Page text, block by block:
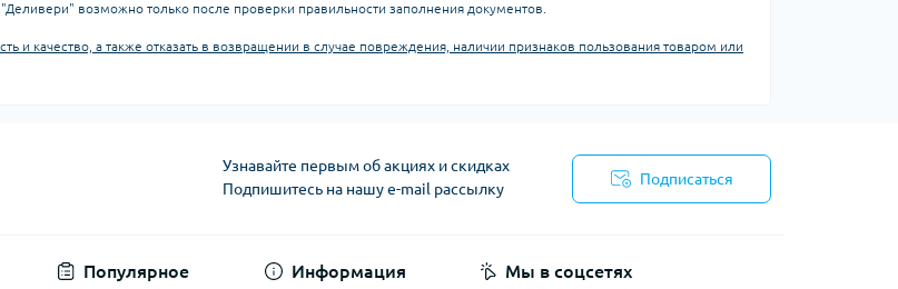
возможно только после проверки правильности заполнения документов.
и качество, а также отказать в возвращении в случае повреждения, наличии признаков пользования товаром или
Узнавайте первым об акциях и скидках
Подпишитесь на нашу e-mail рассылку
Подписаться
Популярное Информация Мы в соцсетях